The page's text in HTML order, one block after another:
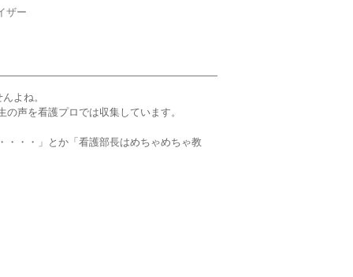
ザー
よね。
声を看護プロでは収集しています。
・・・」とか「看護部長はめちゃめちゃ教